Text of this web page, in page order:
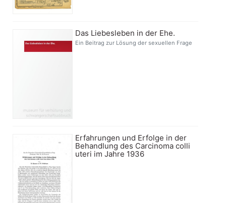
Das Liebesleben in der Ehe.
Ein Beitrag zur Lösung der sexuellen Frage
Erfahrungen und Erfolge in der
Behandlung des Carcinoma colli
uteri im Jahre 1936